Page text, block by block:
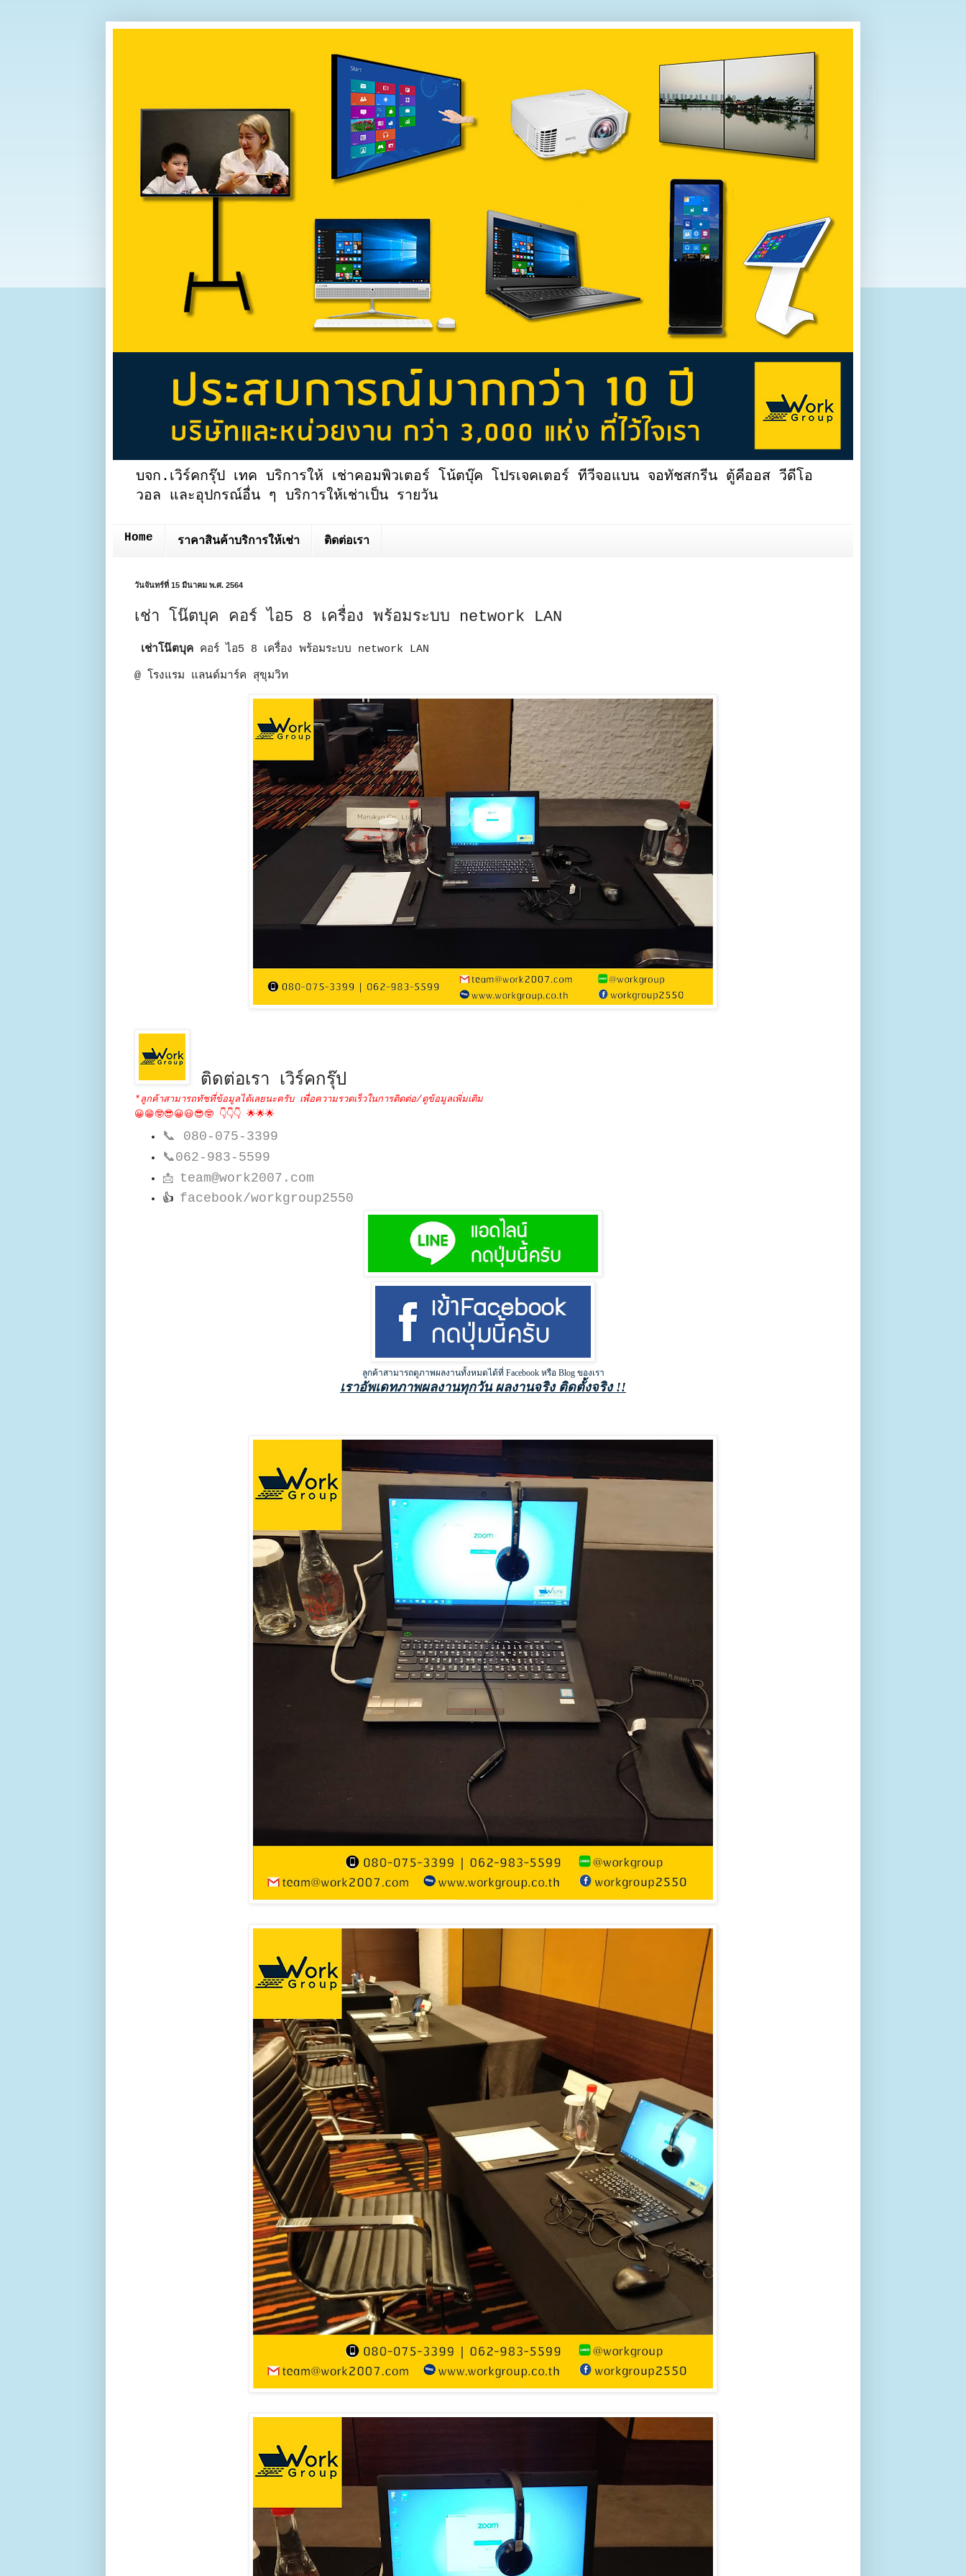
บจก.เวิร์คกรุ๊ป เทค บริการให้ เช่าคอมพิวเตอร์ โน้ตบุ๊ค โปรเจคเตอร์ ทีวีจอแบน จอทัชสกรีน ตู้คีออส วีดีโอ
วอล และอุปกรณ์อื่น ๆ บริการให้เช่าเป็น รายวัน
Home ราคาสินค้าบริการให้เช่า ติดต่อเรา
วันจันทร์ที่ 15 มีนาคม พ.ศ. 2564
เช่า โน๊ตบุค คอร์ ไอ5 8 เครื่อง พร้อมระบบ network LAN
เช่าโน๊ตบุค คอร์ ไอ5 8 เครื่อง พร้อมระบบ network LAN
@ โรงแรม แลนด์มาร์ค สุขุมวิท
ติดต่อเรา เวิร์คกรุ๊ป
*ลูกค้าสามารถทัชที่ข้อมูลได้เลยนะครับ เพื่อความรวดเร็วในการติดต่อ/ดูข้อมูลเพิ่มเติม
😀😁🤓😎😀😃😎🤓 👇👇👇 🌟🌟🌟
📞 080-075-3399
📞062-983-5599
📩 team@work2007.com
👍 facebook/workgroup2550
ลูกค้าสามารถดูภาพผลงานทั้งหมดได้ที่ Facebook หรือ Blog ของเรา
เราอัพเดทภาพผลงานทุกวัน ผลงานจริง ติดตั้งจริง !!